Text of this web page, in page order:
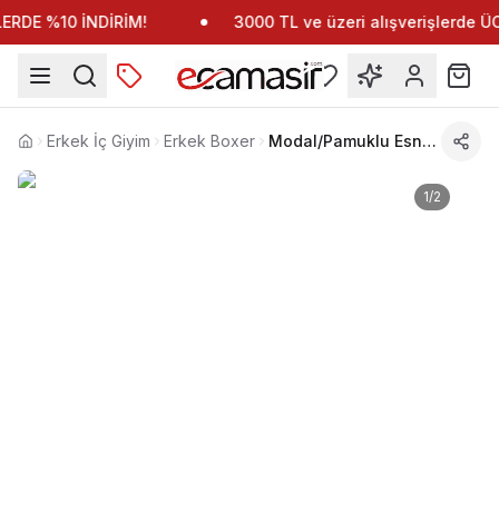
%10 İNDİRİM! 3000 TL ve üzeri alışverişlerde
Anasayfa
Erkek İç Giyim Erkek Boxer Modal/Pamuklu Esnek Bel Lastikli Boxer Doreanse 1895
1/2